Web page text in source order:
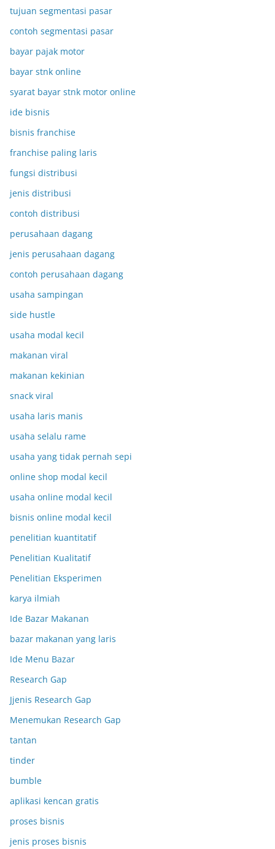
tujuan segmentasi pasar
contoh segmentasi pasar
bayar pajak motor
bayar stnk online
syarat bayar stnk motor online
ide bisnis
bisnis franchise
franchise paling laris
fungsi distribusi
jenis distribusi
contoh distribusi
perusahaan dagang
jenis perusahaan dagang
contoh perusahaan dagang
usaha sampingan
side hustle
usaha modal kecil
makanan viral
makanan kekinian
snack viral
usaha laris manis
usaha selalu rame
usaha yang tidak pernah sepi
online shop modal kecil
usaha online modal kecil
bisnis online modal kecil
penelitian kuantitatif
Penelitian Kualitatif
Penelitian Eksperimen
karya ilmiah
Ide Bazar Makanan
bazar makanan yang laris
Ide Menu Bazar
Research Gap
Jjenis Research Gap
Menemukan Research Gap
tantan
tinder
bumble
aplikasi kencan gratis
proses bisnis
jenis proses bisnis